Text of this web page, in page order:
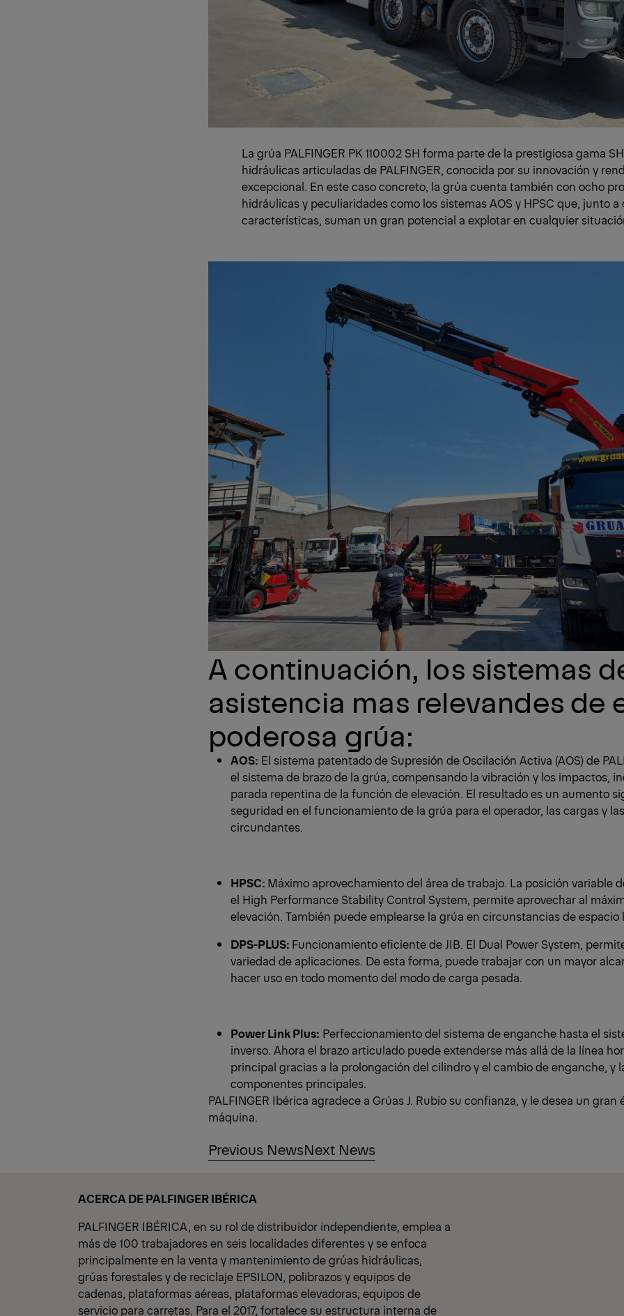
La grúa PALFINGER PK 110002 SH forma parte de la prestigiosa gama
hidráulicas articuladas de PALFINGER, conocida por su innovación y
excepcional. En este caso concreto, la grúa cuenta también con ocho
hidráulicas y peculiaridades como los sistemas AOS y HPSC que, junto
características, suman un gran potencial a explotar en cualquier
A continuación, los sistemas
asistencia mas relevandes de
poderosa grúa:
AOS: El sistema patentado de Supresión de Oscilación Activa (AOS) de
el sistema de brazo de la grúa, compensando la vibración y los impactos,
parada repentina de la función de elevación. El resultado es un aumento
seguridad en el funcionamiento de la grúa para el operador, las cargas y
circundantes.
HPSC: Máximo aprovechamiento del área de trabajo. La posición variable
el High Performance Stability Control System, permite aprovechar al
elevación. También puede emplearse la grúa en circunstancias de espacio
DPS-PLUS: Funcionamiento eficiente de JIB. El Dual Power System,
variedad de aplicaciones. De esta forma, puede trabajar con un mayor
hacer uso en todo momento del modo de carga pesada.
Power Link Plus: Perfeccionamiento del sistema de enganche hasta el
inverso. Ahora el brazo articulado puede extenderse más allá de la línea
principal gracias a la prolongación del cilindro y el cambio de enganche, y
componentes principales.
PALFINGER Ibérica agradece a Grúas J. Rubio su confianza, y le desea un gran
máquina.
Previous NewsNext News
ACERCA DE PALFINGER IBÉRICA
PALFINGER IBÉRICA, en su rol de distribuidor independiente, emplea a
más de 100 trabajadores en seis localidades diferentes y se enfoca
principalmente en la venta y mantenimiento de grúas hidráulicas,
grúas forestales y de reciclaje EPSILON, polibrazos y equipos de
cadenas, plataformas aéreas, plataformas elevadoras, equipos de
servicio para carretas. Para el 2017, fortalece su estructura interna de